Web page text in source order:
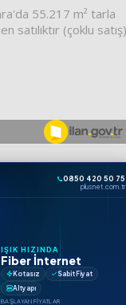
0850 420 50 75
plusnet.com.tr
IŞIK HIZINDA
Fiber İnternet
Kotasız
Sabit Fiyat
Altyapı
BAŞLAYAN FIYATLAR